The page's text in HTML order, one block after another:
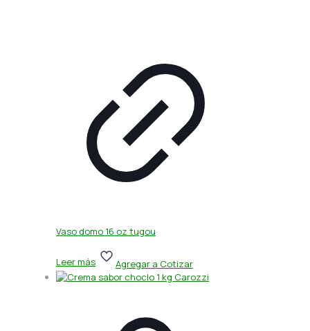
Vaso domo 16 oz tugou
Leer más Agregar a Cotizar